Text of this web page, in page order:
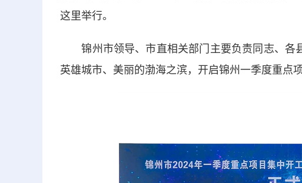
这里举行。
锦州市领导、市直相关部门主要负责同志、各
英雄城市、美丽的渤海之滨，开启锦州一季度重点